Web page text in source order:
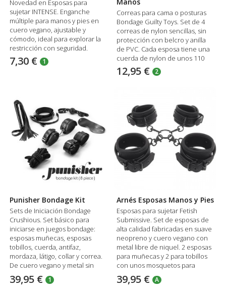
Novedad en Esposas para
sujetar INTENSE. Enganche
múltiple para manos y pies en
cuero vegano, ajustable y
cómodo, ideal para explorar la
restricción con seguridad.
7,30 € 1
Correas para cama o posturas
Bondage Guilty Toys. Set de 4
correas de nylon sencillas, sin
protección con belcro y anilla
de PVC. Cada esposa tiene una
cuerda de nylon de unos 110
cm. para poder atar donde
desees.
12,95 € 2
Punisher Bondage Kit
Sets de Iniciación Bondage
Crushious. Set básico para
iniciarse en juegos bondage:
esposas muñecas, esposas
tobillos, cuerda, antifaz,
mordaza, látigo, collar y correa.
De cuero vegano y metal sin
acolchado.
39,95 € 1
Arnés Esposas Manos y Pies
Esposas para sujetar Fetish
Submissive. Set de esposas de
alta calidad fabricadas en suave
neopreno y cuero vegano con
metal libre de niquel. 2 esposas
para muñecas y 2 para tobillos
con unos mosquetos para
anclar.
39,95 € A